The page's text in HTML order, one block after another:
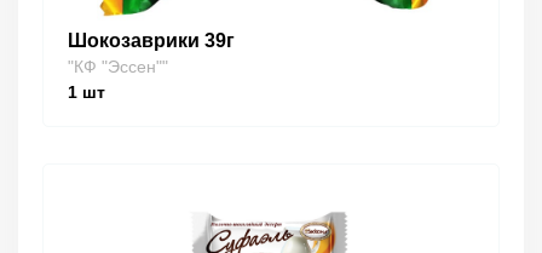
Шокозаврики 39г
"КФ "Эссен""
1 шт